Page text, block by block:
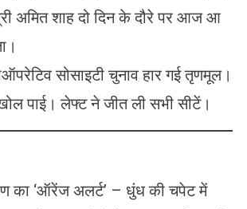
अमित शाह दो दिन के दौरे पर आज आ
सोसाइटी चुनाव हार गई तृणमूल।
पाई। लेफ्ट ने जीत ली सभी सीटें।
का ‘ऑरेंज अलर्ट’ – धुंध की चपेट में